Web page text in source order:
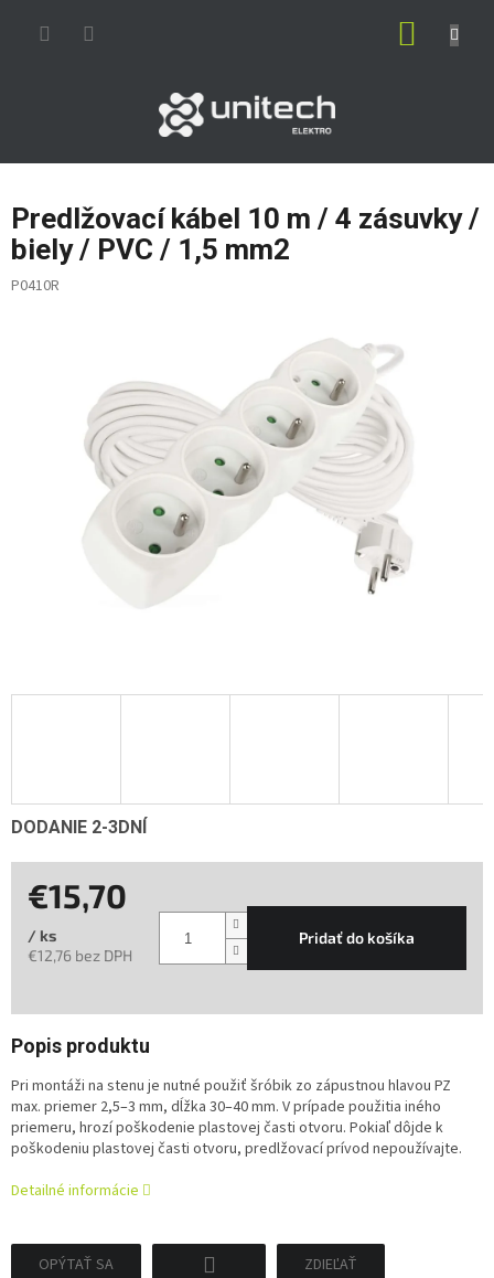
Predlžovací kábel 10 m / 4 zásuvky /
biely / PVC / 1,5 mm2
P0410R
DODANIE 2-3DNÍ
€15,70
/ ks
€12,76 bez DPH
Pridať do košíka
Popis produktu
Pri montáži na stenu je nutné použiť šróbik zo zápustnou hlavou PZ
max. priemer 2,5–3 mm, dĺžka 30–40 mm. V prípade použitia iného
priemeru, hrozí poškodenie plastovej časti otvoru. Pokiaľ dôjde k
poškodeniu plastovej časti otvoru, predlžovací prívod nepoužívajte.
Detailné informácie
OPÝTAŤ SA
ZDIEĽAŤ